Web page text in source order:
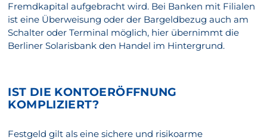
Fremdkapital aufgebracht wird. Bei Banken mit Filialen
ist eine Überweisung oder der Bargeldbezug auch am
Schalter oder Terminal möglich, hier übernimmt die
Berliner Solarisbank den Handel im Hintergrund.
IST DIE KONTOERÖFFNUNG
KOMPLIZIERT?
Festgeld gilt als eine sichere und risikoarme